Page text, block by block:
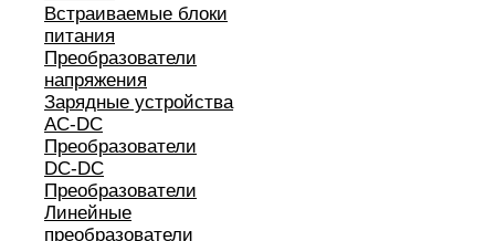
Встраиваемые блоки
питания
Преобразователи
напряжения
Зарядные устройства
AC-DC
Преобразователи
DC-DC
Преобразователи
Линейные
преобразователи